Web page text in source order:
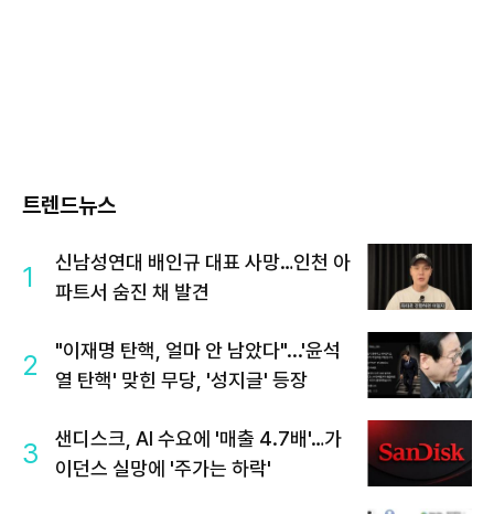
트렌드뉴스
1
신남성연대 배인규 대표 사망…인천 아
파트서 숨진 채 발견
2
"이재명 탄핵, 얼마 안 남았다"...'윤석
열 탄핵' 맞힌 무당, '성지글' 등장
3
샌디스크, AI 수요에 '매출 4.7배'…가
이던스 실망에 '주가는 하락'